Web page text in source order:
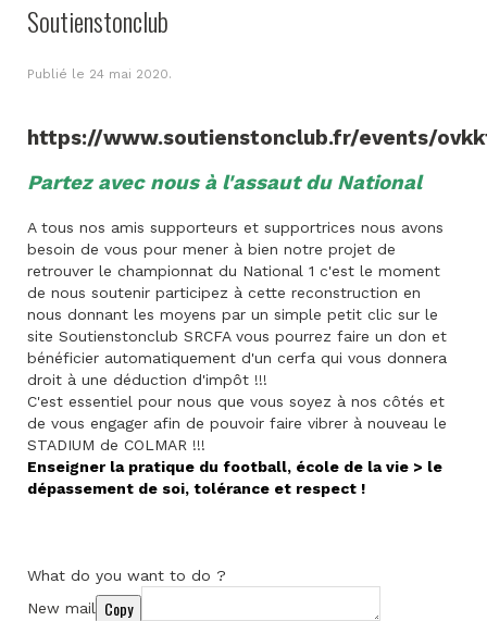
Soutienstonclub
Publié le 24 mai 2020.
https://www.soutienstonclub.fr/events/
Partez avec nous à l'assaut du National
A tous nos amis supporteurs et supportrices nous avons
besoin de vous pour mener à bien notre projet de
retrouver le championnat du National 1 c'est le moment
de nous soutenir participez à cette reconstruction en
nous donnant les moyens par un simple petit clic sur le
site Soutienstonclub SRCFA vous pourrez faire un don et
bénéficier automatiquement d'un cerfa qui vous donnera
droit à une déduction d'impôt !!!
C'est essentiel pour nous que vous soyez à nos côtés et
de vous engager afin de pouvoir faire vibrer à nouveau le
STADIUM de COLMAR !!!
Enseigner la pratique du football, école de la vie > le
dépassement de soi, tolérance et respect !
What do you want to do ?
New mail
Copy